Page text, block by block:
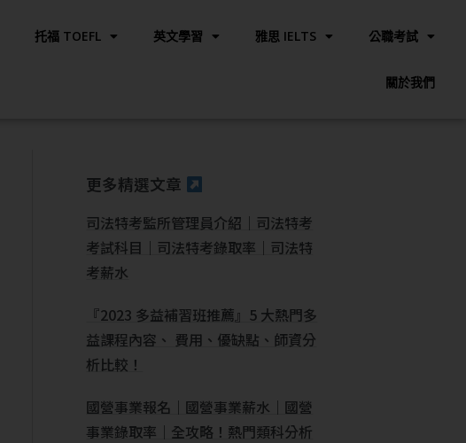
托福 TOEFL 英文學習 雅思 IELTS 公職考試
關於我們
更多精選文章
司法特考監所管理員介紹｜司法特考
考試科目｜司法特考錄取率｜司法特
考薪水
『2023 多益補習班推薦』5 大熱門多
益課程內容、 費用、優缺點、師資分
析比較！
國營事業報名｜國營事業薪水｜國營
事業錄取率｜全攻略！熱門類科分析